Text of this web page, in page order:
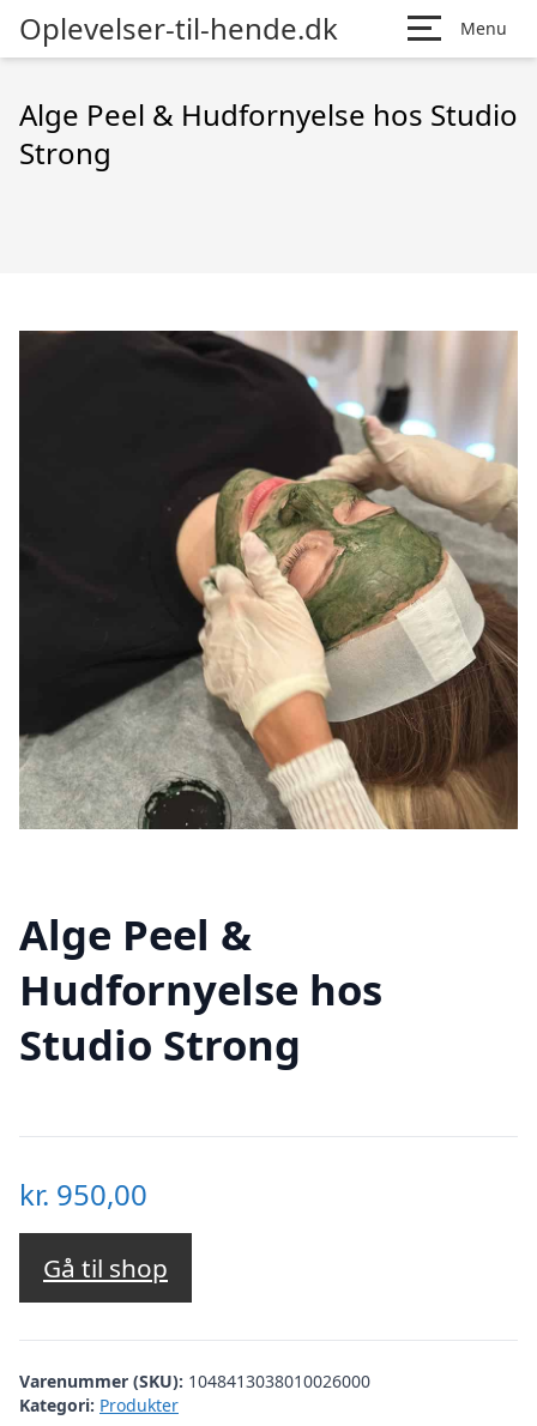
Oplevelser-til-hende.dk Menu
Alge Peel & Hudfornyelse hos Studio
Strong
Alge Peel &
Hudfornyelse hos
Studio Strong
kr. 950,00
Gå til shop
Varenummer (SKU): 1048413038010026000
Kategori: Produkter